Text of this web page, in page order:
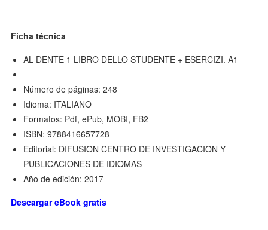
Ficha técnica
AL DENTE 1 LIBRO DELLO STUDENTE + ESERCIZI. A1
Número de páginas: 248
Idioma: ITALIANO
Formatos: Pdf, ePub, MOBI, FB2
ISBN: 9788416657728
Editorial: DIFUSION CENTRO DE INVESTIGACION Y
PUBLICACIONES DE IDIOMAS
Año de edición: 2017
Descargar eBook gratis